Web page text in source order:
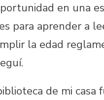
en una
para aprender a
la edad
de mi casa